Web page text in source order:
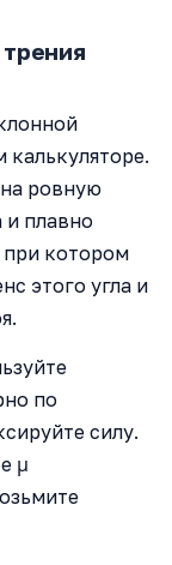
ровную
и плавно
при котором
этого угла и
по
силу.
μ